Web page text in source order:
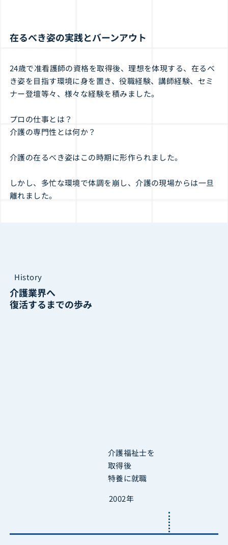
24歳で准看護師の資格を取得後、理想を体現する、在るべ
き姿を目指す環境に身を置き、役職経験、講師経験、セミ
ナー登壇等々、様々な経験を積みました。
プロの仕事とは？
介護の専門性とは何か？
介護の在るべき姿はこの時期に形作られました。
しかし、多忙な環境で体調を崩し、介護の現場からは一旦
離れました。
在るべき姿の実践とバーンアウト
History
介護業界へ
復活するまでの歩み
介護福祉士を
取得後
特養に就職
2002年